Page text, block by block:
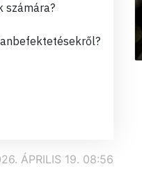
számára?
ÁPRILIS 19. 08:56